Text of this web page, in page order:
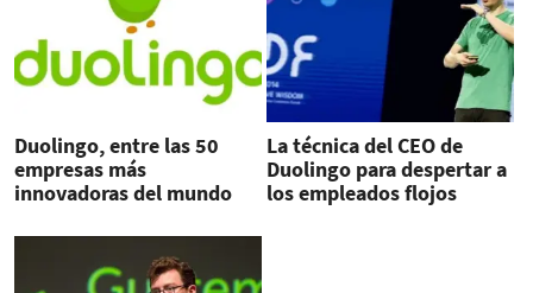
Duolingo, entre las 50
empresas más
innovadoras del mundo
La técnica del CEO de
Duolingo para despertar a
los empleados flojos